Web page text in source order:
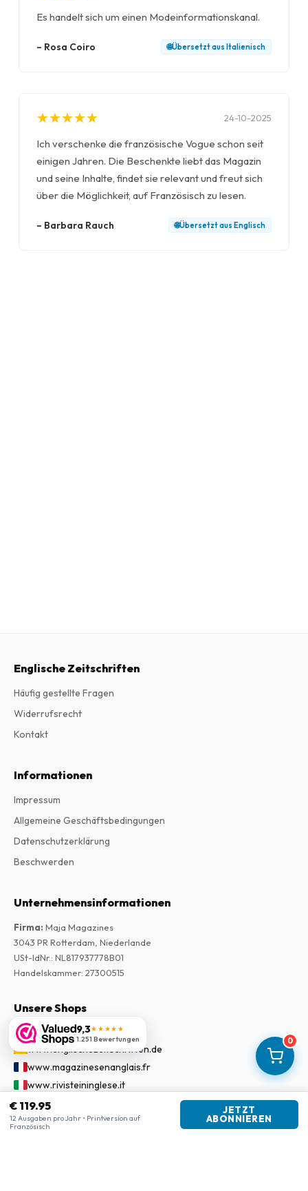
0
€ 119.95
12 Ausgaben pro Jahr • Printversion auf
Französisch
JETZT
ABONNIEREN
Es handelt sich um einen Modeinformationskanal.
– Rosa Coiro 🌐Übersetzt aus Italienisch
★
★★
★★
★★
★★
★ 24-10-2025
Ich verschenke die französische Vogue schon seit
einigen Jahren. Die Beschenkte liebt das Magazin
und seine Inhalte, findet sie relevant und freut sich
über die Möglichkeit, auf Französisch zu lesen.
– Barbara Rauch 🌐Übersetzt aus Englisch
9,3★★★★★
1.251 Bewertungen
Englische Zeitschriften
Häufig gestellte Fragen
Widerrufsrecht
Kontakt
Informationen
Impressum
Allgemeine Geschäftsbedingungen
Datenschutzerklärung
Beschwerden
Unternehmensinformationen
Firma: Maja Magazines
3043 PR Rotterdam, Niederlande
USt-IdNr.: NL817937778B01
Handelskammer: 27300515
Unsere Shops
www.tijdschriftenzo.nl
www.englischezeitschriften.de
www.magazinesenanglais.fr
www.rivisteininglese.it
www.papermagazines.com
www.americanmagazines.co.uk